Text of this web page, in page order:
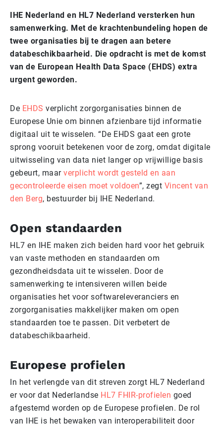
IHE Nederland en HL7 Nederland versterken hun
samenwerking. Met de krachtenbundeling hopen de
twee organisaties bij te dragen aan betere
databeschikbaarheid. Die opdracht is met de komst
van de European Health Data Space (EHDS) extra
urgent geworden.
De EHDS verplicht zorgorganisaties binnen de
Europese Unie om binnen afzienbare tijd informatie
digitaal uit te wisselen. “De EHDS gaat een grote
sprong vooruit betekenen voor de zorg, omdat digitale
uitwisseling van data niet langer op vrijwillige basis
gebeurt, maar verplicht wordt gesteld en aan
gecontroleerde eisen moet voldoen”, zegt Vincent van
den Berg, bestuurder bij IHE Nederland.
Open standaarden
HL7 en IHE maken zich beiden hard voor het gebruik
van vaste methoden en standaarden om
gezondheidsdata uit te wisselen. Door de
samenwerking te intensiveren willen beide
organisaties het voor softwareleveranciers en
zorgorganisaties makkelijker maken om open
standaarden toe te passen. Dit verbetert de
databeschikbaarheid.
Europese profielen
In het verlengde van dit streven zorgt HL7 Nederland
er voor dat Nederlandse HL7 FHIR-profielen goed
afgestemd worden op de Europese profielen. De rol
van IHE is het bewaken van interoperabiliteit door